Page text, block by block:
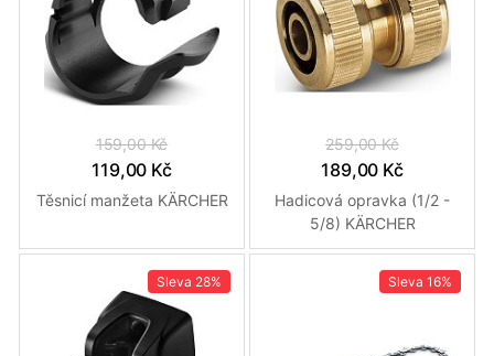
159,00 Kč
119,00 Kč
Těsnicí manžeta KÄRCHER
259,00 Kč
189,00 Kč
Hadicová opravka (1/2 -
5/8) KÄRCHER
Sleva 28% Sleva 16%